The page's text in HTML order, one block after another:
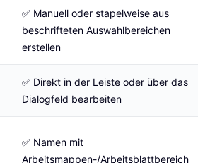
✅ Manuell oder stapelweise aus
beschrifteten Auswahlbereichen
erstellen
✅ Direkt in der Leiste oder über das
Dialogfeld bearbeiten
✅ Namen mit
Arbeitsmappen-/Arbeitsblattbereich